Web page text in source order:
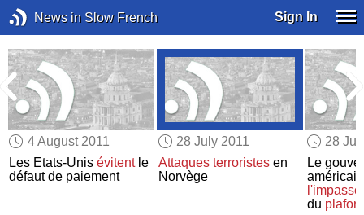
News in Slow French Sign In
4 August 2011
Les États-Unisévitentle
défaut de paiement
28 July 2011
Attaques terroristesen
Norvège
28
Le
l'impasse
du